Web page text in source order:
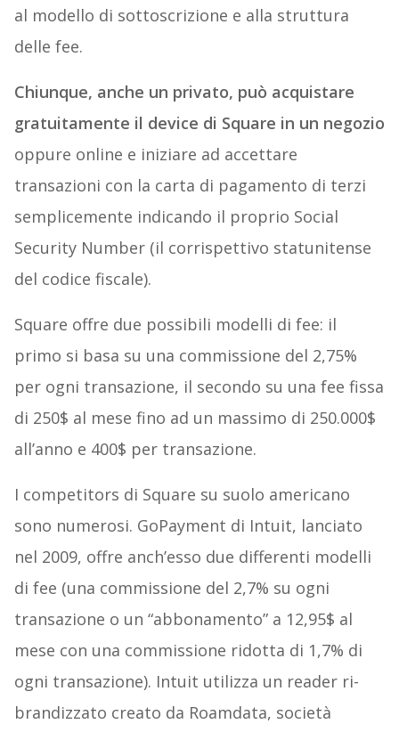
al modello di sottoscrizione e alla struttura
delle fee.
Chiunque, anche un privato, può acquistare
gratuitamente il device di Square in un negozio
oppure online e iniziare ad accettare
transazioni con la carta di pagamento di terzi
semplicemente indicando il proprio Social
Security Number (il corrispettivo statunitense
del codice fiscale).
Square offre due possibili modelli di fee: il
primo si basa su una commissione del 2,75%
per ogni transazione, il secondo su una fee fissa
di 250$ al mese fino ad un massimo di 250.000$
all’anno e 400$ per transazione.
I competitors di Square su suolo americano
sono numerosi. GoPayment di Intuit, lanciato
nel 2009, offre anch’esso due differenti modelli
di fee (una commissione del 2,7% su ogni
transazione o un “abbonamento” a 12,95$ al
mese con una commissione ridotta di 1,7% di
ogni transazione). Intuit utilizza un reader ri-
brandizzato creato da Roamdata, società